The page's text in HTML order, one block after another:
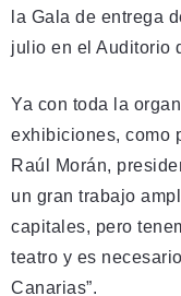
la Gala de entrega
julio en el Auditorio
Ya con toda la
exhibiciones, como
Raúl Morán,
un gran trabajo
capitales, pero
teatro y es
Canarias”.